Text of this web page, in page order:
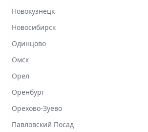
Новокузнецк
Новосибирск
Одинцово
Омск
Орел
Оренбург
Орехово-Зуево
Павловский Посад